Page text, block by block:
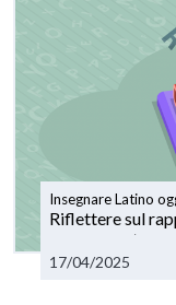
Riflettere sul
una proposta
17/04/2025